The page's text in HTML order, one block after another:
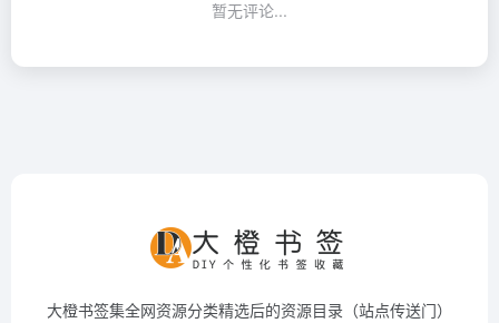
暂无评论...
大橙书签集全网资源分类精选后的资源目录（站点传送门）